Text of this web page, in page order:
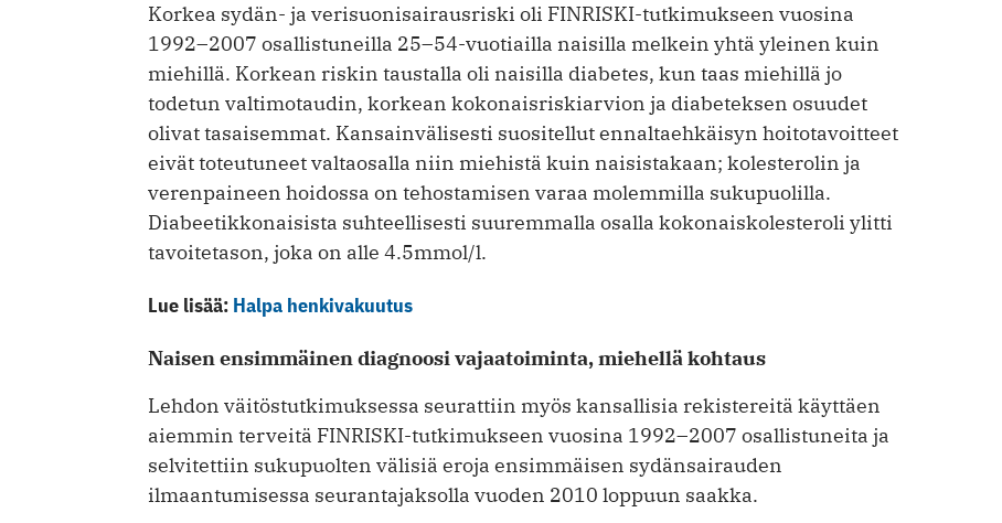
Korkea sydän- ja verisuonisairausriski oli FINRISKI-tutkimukseen vuosina
1992–2007 osallistuneilla 25–54-vuotiailla naisilla melkein yhtä yleinen kuin
miehillä. Korkean riskin taustalla oli naisilla diabetes, kun taas miehillä jo
todetun valtimotaudin, korkean kokonaisriskiarvion ja diabeteksen osuudet
olivat tasaisemmat. Kansainvälisesti suositellut ennaltaehkäisyn hoitotavoitteet
eivät toteutuneet valtaosalla niin miehistä kuin naisistakaan; kolesterolin ja
verenpaineen hoidossa on tehostamisen varaa molemmilla sukupuolilla.
Diabeetikkonaisista suhteellisesti suuremmalla osalla kokonaiskolesteroli ylitti
tavoitetason, joka on alle 4.5mmol/l.
Lue lisää: Halpa henkivakuutus
Naisen ensimmäinen diagnoosi vajaatoiminta, miehellä kohtaus
Lehdon väitöstutkimuksessa seurattiin myös kansallisia rekistereitä käyttäen
aiemmin terveitä FINRISKI-tutkimukseen vuosina 1992–2007 osallistuneita ja
selvitettiin sukupuolten välisiä eroja ensimmäisen sydänsairauden
ilmaantumisessa seurantajaksolla vuoden 2010 loppuun saakka.